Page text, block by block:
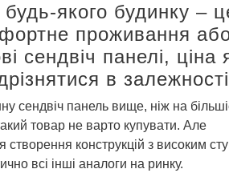
якого будинку –
проживання
сендвіч панелі,
в залежності
сендвіч панель вище, ніж на
товар не варто купувати. Але
створення конструкцій з високим
всі інші аналоги на ринку.